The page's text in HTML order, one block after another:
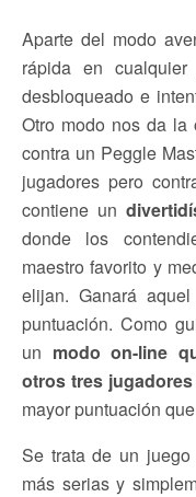
Aparte del modo
rápida en
desbloqueado e
Otro modo nos da la
contra un Peggle
jugadores pero
contiene un
donde los
maestro favorito y
elijan. Ganará
puntuación. Como
un modo on-line
otros tres jugadores
mayor puntuación
Se trata de un
más serias y